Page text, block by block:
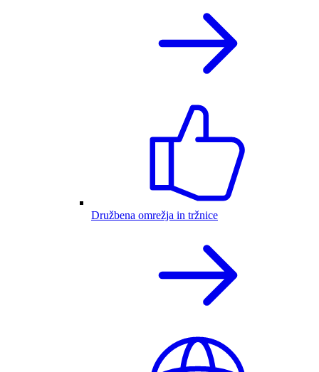
Družbena omrežja in tržnice